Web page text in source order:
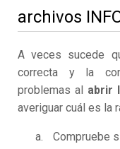
archivos
A veces sucede
correcta y la
problemas al abrir
averiguar cuál es la
Compruebe